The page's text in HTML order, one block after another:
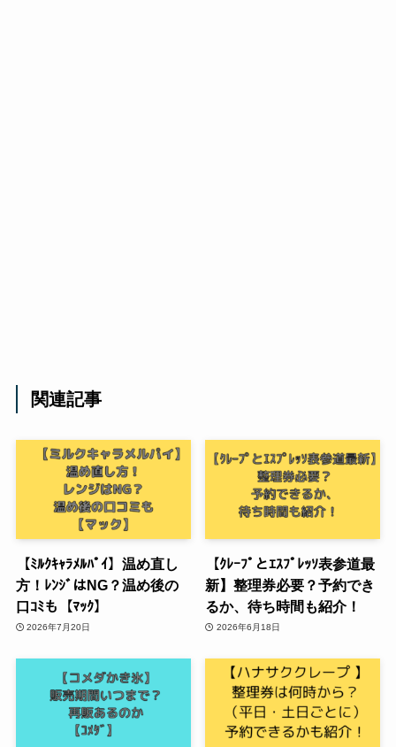
関連記事
【ﾐﾙｸｷｬﾗﾒﾙﾊﾟｲ】温め直し
方！ﾚﾝｼﾞはNG？温め後の
口ｺﾐも【ﾏｯｸ】
2026年7月20日
【ｸﾚｰﾌﾟとｴｽﾌﾟﾚｯｿ表参道最
新】整理券必要？予約でき
るか、待ち時間も紹介！
2026年6月18日